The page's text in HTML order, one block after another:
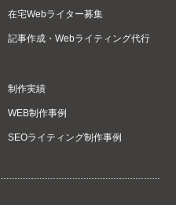
在宅Webライター募集
記事作成・Webライティング代行
制作実績
WEB制作事例
SEOライティング制作事例